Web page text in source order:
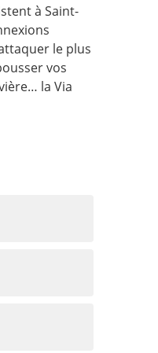
à Saint-
le plus
vos
la Via